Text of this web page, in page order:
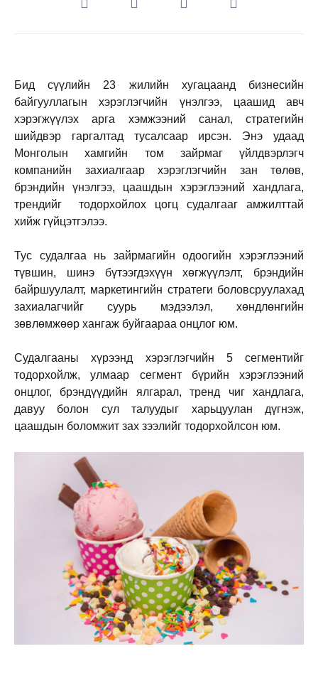
Бид сүүлийн 23 жилийн хугацаанд бизнесийн
байгууллагын хэрэглэгчийн үнэлгээ, цаашид авч
хэрэгжүүлэх арга хэмжээний санал, стратегийн
шийдвэр гаргалтад тусалсаар ирсэн. Энэ удаад
Монголын хамгийн том зайрмаг үйлдвэрлэгч
компанийн захиалгаар хэрэглэгчийн зан төлөв,
брэндийн үнэлгээ, цаашдын хэрэглээний хандлага,
трендийг тодорхойлох цогц судалгааг амжилттай
хийж гүйцэтгэлээ.
Тус судалгаа нь зайрмагийн одоогийн хэрэглээний
түвшин, шинэ бүтээгдэхүүн хөгжүүлэлт, брэндийн
байршуулалт, маркетингийн стратеги боловсруулахад
захиалагчийг суурь мэдээлэл, хөндлөнгийн
зөвлөмжөөр хангаж буйгаараа онцлог юм.
Судалгааны хүрээнд хэрэглэгчийн 5 сегментийг
тодорхойлж, улмаар сегмент бүрийн хэрэглээний
онцлог, брэндүүдийн ялгарал, тренд чиг хандлага,
давуу болон сул талуудыг харьцуулан дүгнэж,
цаашдын боломжит зах зээлийг тодорхойлсон юм.